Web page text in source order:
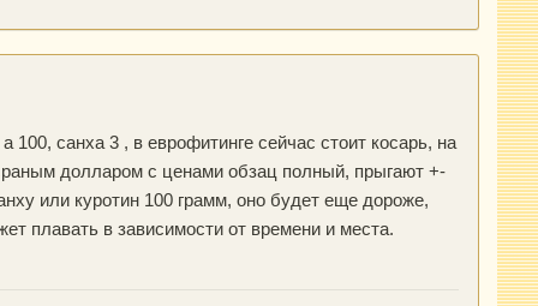
санха 3 , в еврофитинге сейчас стоит косарь, на
долларом с ценами обзац полный, прыгают +-
или куротин 100 грамм, оно будет еще дороже,
плавать в зависимости от времени и места.